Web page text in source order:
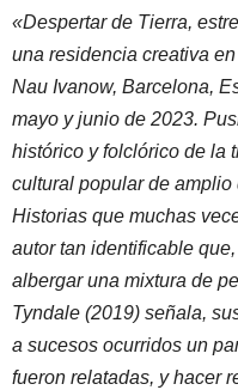
«Despertar de Tierra,
una residencia creativa
Nau Ivanow, Barcelona,
mayo y junio de 2023.
histórico y folclórico de la
cultural popular de
Historias que muchas
autor tan identificable
albergar una mixtura de
Tyndale (2019) señala,
a sucesos ocurridos un
fueron relatadas, y hacer